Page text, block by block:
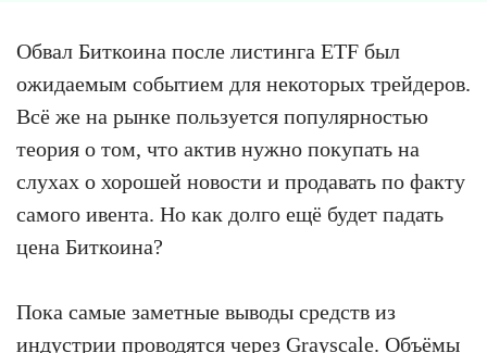
Обвал Биткоина после листинга ETF был
ожидаемым событием для некоторых трейдеров.
Всё же на рынке пользуется популярностью
теория о том, что актив нужно покупать на
слухах о хорошей новости и продавать по факту
самого ивента. Но как долго ещё будет падать
цена Биткоина?
Пока самые заметные выводы средств из
индустрии проводятся через Grayscale. Объёмы